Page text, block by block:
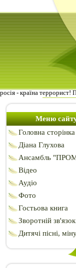
росія - країна
Меню
Головна сторінка
Діана Глухова
Ансамбль
Відео
Аудіо
Фото
Гостьова книга
Зворотній зв'язок
Дитячі пісні,